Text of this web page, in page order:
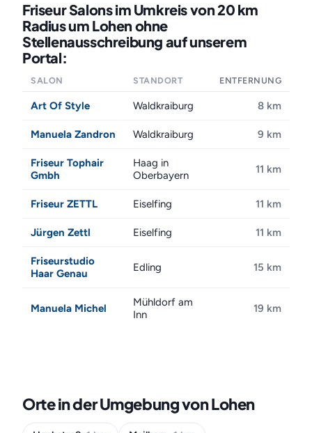
Friseur Salons im Umkreis von 20 km
Radius um Lohen ohne
Stellenausschreibung auf unserem
Portal:
SALON STANDORT ENTFERNUNG
Art Of Style Waldkraiburg 8 km
Manuela Zandron Waldkraiburg 9 km
Friseur Tophair
Gmbh
Haag in
Oberbayern
11 km
Friseur ZETTL Eiselfing 11 km
Jürgen Zettl Eiselfing 11 km
Friseurstudio
Haar Genau
Edling 15 km
Manuela Michel
Mühldorf am
Inn
19 km
Orte in der Umgebung von Lohen